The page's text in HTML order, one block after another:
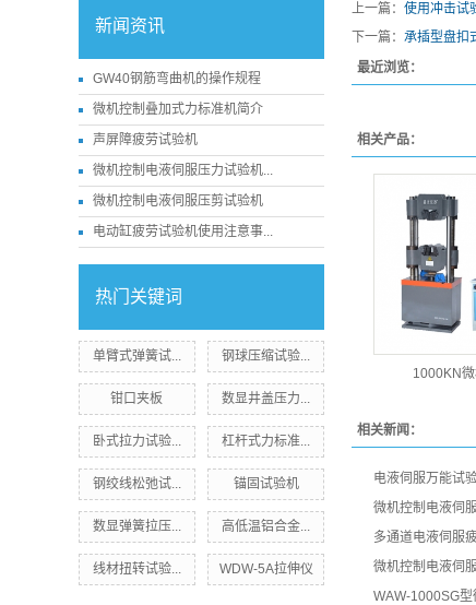
新闻资讯
GW40钢筋弯曲机的操作规程
微机控制叠加式力标准机简介
声屏障疲劳试验机
微机控制电液伺服压力试验机...
微机控制电液伺服压剪试验机
电动缸疲劳试验机使用注意事...
热门关键词
单臂式弹簧试... 钢球压缩试验...
钳口夹板 数显井盖压力...
卧式拉力试验... 杠杆式力标准...
钢绞线松弛试... 锚固试验机
数显弹簧拉压... 高低温铝合金...
线材扭转试验... WDW-5A拉伸仪
上一篇： 使用冲击试
下一篇： 承插型盘扣
最近浏览：
相关产品：
1000KN
相关新闻：
电液伺服万能试
微机控制电液伺
多通道电液伺服
微机控制电液伺
WAW-1000SG